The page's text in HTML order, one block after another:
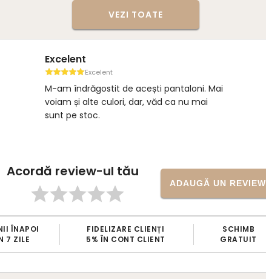
VEZI TOATE
Excelent
Excelent
M-am îndrăgostit de acești pantaloni. Mai
voiam și alte culori, dar, văd ca nu mai
sunt pe stoc.
Acordă review-ul tău
ADAUGĂ UN REVIEW
ÎNAPOI
7 ZILE
FIDELIZARE CLIENȚI
5% ÎN CONT CLIENT
SCHIMB
GRATUIT